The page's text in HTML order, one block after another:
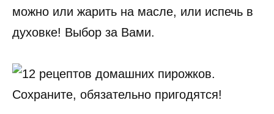
можно или жарить на масле, или испечь в
духовке! Выбор за Вами.